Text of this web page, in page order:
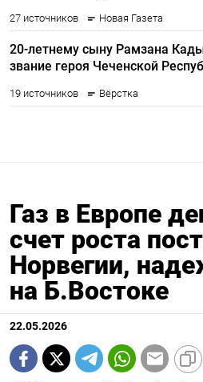
Газ в Европе
счет роста
Норвегии,
на Б.Востоке
22.05.2026